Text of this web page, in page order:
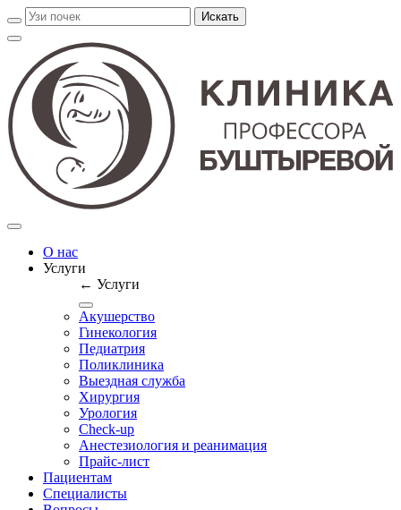
О нас
Услуги
← Услуги
Акушерство
Гинекология
Педиатрия
Поликлиника
Выездная служба
Хирургия
Урология
Check-up
Анестезиология и реанимация
Прайс-лист
Пациентам
Специалисты